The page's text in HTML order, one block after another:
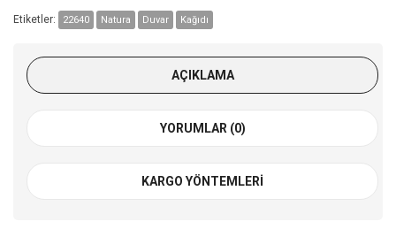
Etiketler: 22640 Natura Duvar Kağıdı
AÇIKLAMA
YORUMLAR (0)
KARGO YÖNTEMLERI